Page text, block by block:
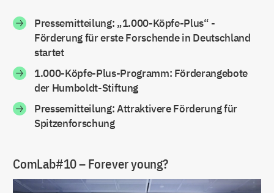
Pressemitteilung: „1.000-Köpfe-Plus“ -
Förderung für erste Forschende in Deutschland
startet
1.000-Köpfe-Plus-Programm: Förderangebote
der Humboldt-Stiftung
Pressemitteilung: Attraktivere Förderung für
Spitzenforschung
ComLab#10 – Forever young?